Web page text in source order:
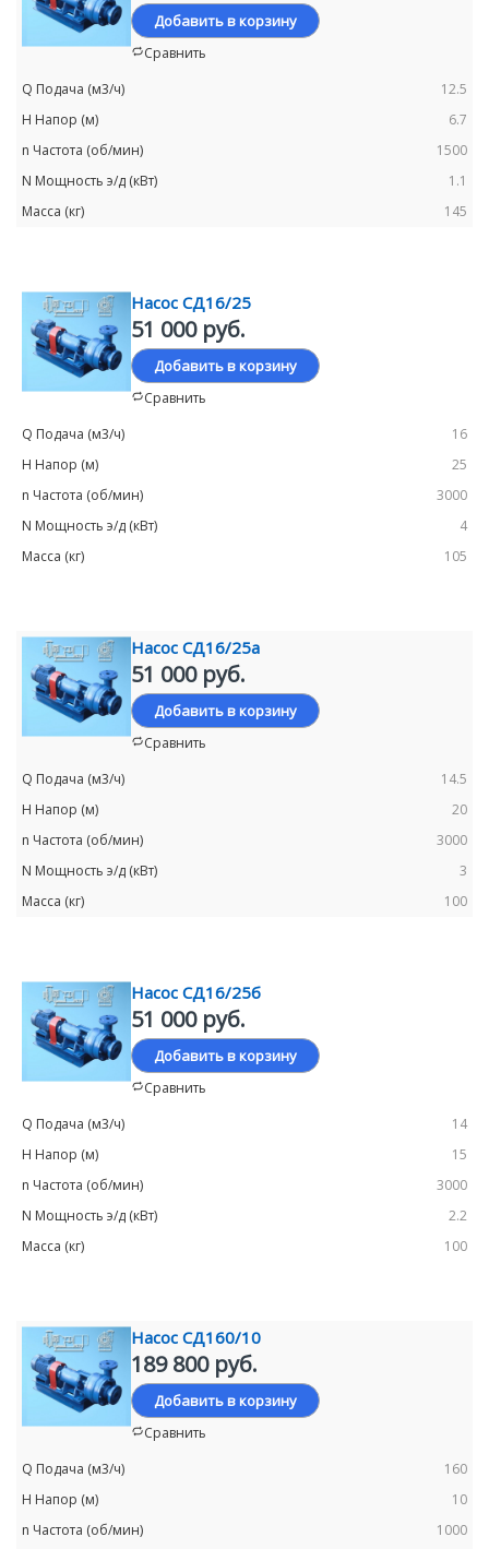
Добавить в корзину
Сравнить
12.5
6.7
1500
1.1
145
Насос СД16/25
51 000 руб.
Добавить в корзину
Сравнить
16
25
3000
4
105
Насос СД16/25а
51 000 руб.
Добавить в корзину
Сравнить
14.5
20
3000
3
100
Насос СД16/25б
51 000 руб.
Добавить в корзину
Сравнить
14
15
3000
2.2
100
Насос СД160/10
189 800 руб.
Добавить в корзину
Сравнить
160
10
1000